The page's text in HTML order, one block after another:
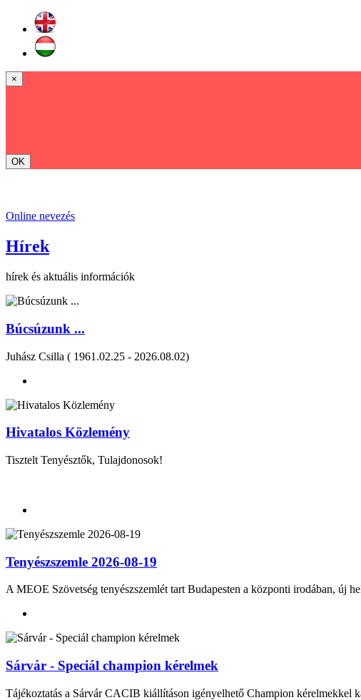
×
OK
Online nevezés
Hírek
hírek és aktuális információk
Búcsúzunk ...
Juhász Csilla ( 1961.02.25 - 2026.08.02)
Hivatalos Közlemény
Tisztelt Tenyésztők, Tulajdonosok!
Tenyészszemle 2026-08-19
A MEOE Szövetség tenyészszemlét tart Budapesten a központi irodában,
Sárvár - Speciál champion kérelmek
Tájékoztatás a Sárvár CACIB kiállításon igényelhető Champion kérelmekkel